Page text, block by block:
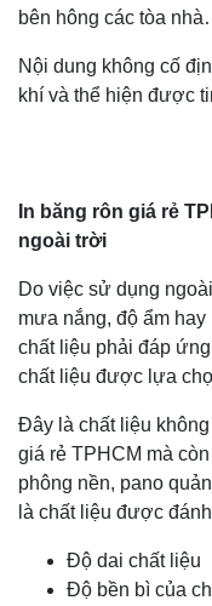
bên hông các tòa
Nội dung không cố
khí và thể hiện được
In băng rôn giá rẻ
ngoài trời
Do việc sử dụng
mưa nắng, độ ẩm
chất liệu phải đáp
chất liệu được lựa
Đây là chất liệu
giá rẻ TPHCM mà
phông nền, pano
là chất liệu được
Độ dai chất liệu
Độ bền bì của